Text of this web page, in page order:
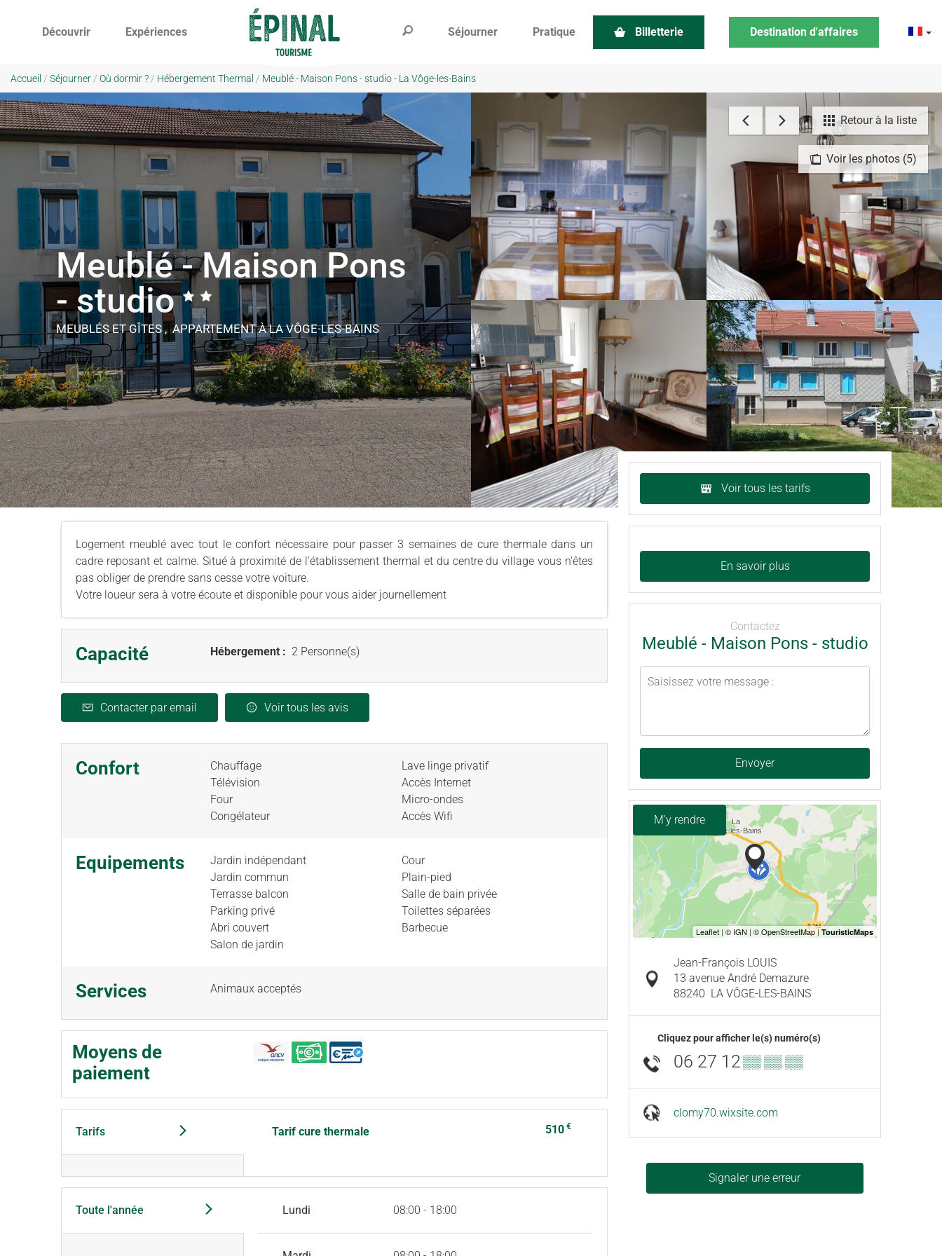
Découvrir Expériences Séjourner Pratique Billetterie Destination d'affaires
Accueil / Séjourner / Où dormir ? / Hébergement Thermal / Meublé - Maison Pons - studio - La Vôge-les-Bains
Voir les photos (5)
Retour à la liste
Meublé - Maison Pons
- studio
MEUBLÉS ET GÎTES , APPARTEMENTÀ LA VÔGE-LES-BAINS
Logement meublé avec tout le confort nécessaire pour passer 3 semaines de cure thermale dans un
cadre reposant et calme. Situé à proximité de l'établissement thermal et du centre du village vous n'êtes
pas obliger de prendre sans cesse votre voiture.
Votre loueur sera à votre écoute et disponible pour vous aider journellement
Capacité Hébergement : 2 Personne(s)
Contacter par email Voir tous les avis
Confort
Chauffage
Télévision
Four
Congélateur
Lave linge privatif
Accès Internet
Micro-ondes
Accès Wifi
Equipements
Jardin indépendant
Jardin commun
Terrasse balcon
Parking privé
Abri couvert
Salon de jardin
Cour
Plain-pied
Salle de bain privée
Toilettes séparées
Barbecue
Services Animaux acceptés
Moyens de
paiement
Tarifs Tarif cure thermale 510 €
Toute l'année Lundi 08:00 - 18:00
Voir tous les tarifs
En savoir plus
Contactez
Meublé - Maison Pons - studio
Envoyer
M'y rendre
Jean-François LOUIS
13 avenue André Demazure
88240 LA VÔGE-LES-BAINS
Cliquez pour afficher le(s) numéro(s)
06 27 12▒▒ ▒▒ ▒▒
clomy70.wixsite.com
Signaler une erreur